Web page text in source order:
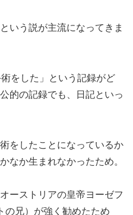
いう説が主流になってきま
をした」という記録がど
的の記録でも、日記といっ
をしたことになっているか
なか生まれなかったため。
ーストリアの皇帝ヨーゼフ
の兄）が強く勧めたため